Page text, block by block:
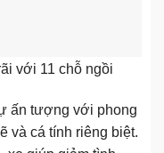
với 11 chỗ ngồi
ấn tượng với phong
và cá tính riêng biệt.